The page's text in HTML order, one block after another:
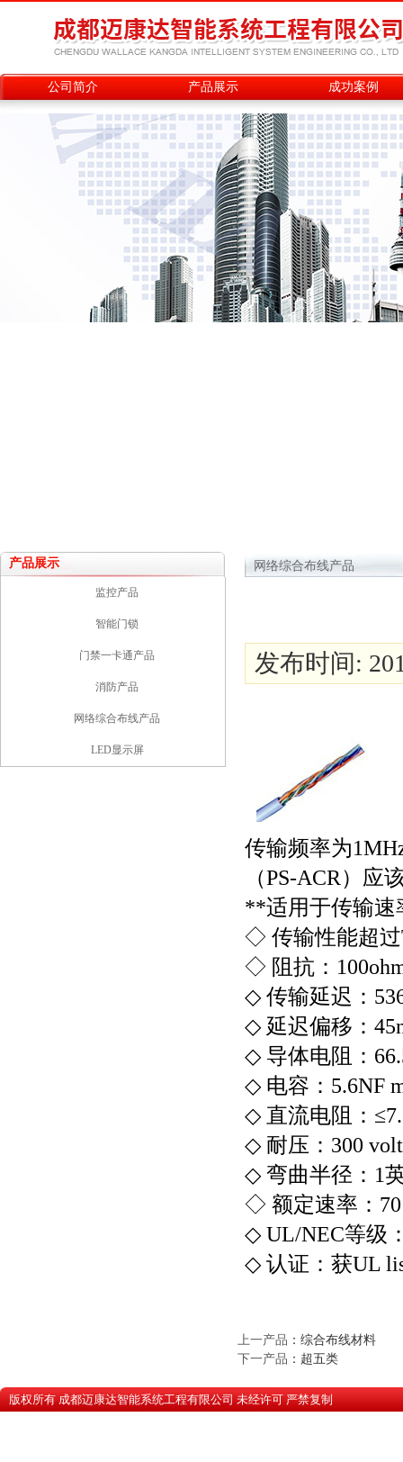
公司简介 产品展示 成功案例
产品展示
监控产品
智能门锁
门禁一卡通产品
消防产品
网络综合布线产品
LED显示屏
网络综合布线产品
发布时间:
传输频率为
（PS-ACR）
**适用于传输速
◇ 传输性能超过
◇ 阻抗：
◇ 传输延迟：
◇ 延迟偏移：
◇ 导体电阻：
◇ 电容：5.6NF
◇ 直流电阻：
◇ 耐压：300
◇ 弯曲半径：1
◇ 额定速率：70
◇ UL/NEC等级
◇ 认证：获UL
上一产品 ： 综合布线材料
下一产品 ： 超五类
版权所有 成都迈康达智能系统工程有限公司 未经许可 严禁